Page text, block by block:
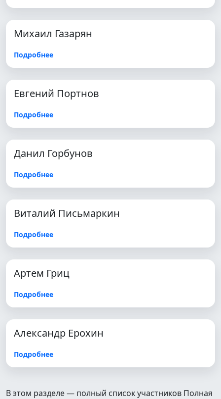
Михаил Газарян
Подробнее
Евгений Портнов
Подробнее
Данил Горбунов
Подробнее
Виталий Письмаркин
Подробнее
Артем Гриц
Подробнее
Александр Ерохин
Подробнее
В этом разделе — полный список участников Полная